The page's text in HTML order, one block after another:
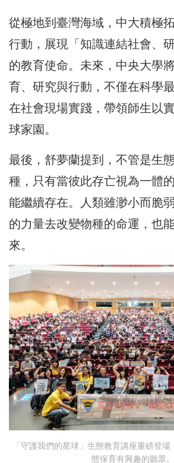
從極地到臺灣海域，中大積極
行動，展現「知識連結社會、
的教育使命。未來，中央大學
育、研究與行動，不僅在科學
在社會現場實踐，帶領師生以
球家園。
最後，舒夢蘭提到，不管是生
種，只有當彼此存亡視為一體
能繼續存在。人類雖渺小而脆
的力量去改變物種的命運，也
來。
「守護我們的星球」生態教育講座重磅登
態保育有興趣的聽眾。